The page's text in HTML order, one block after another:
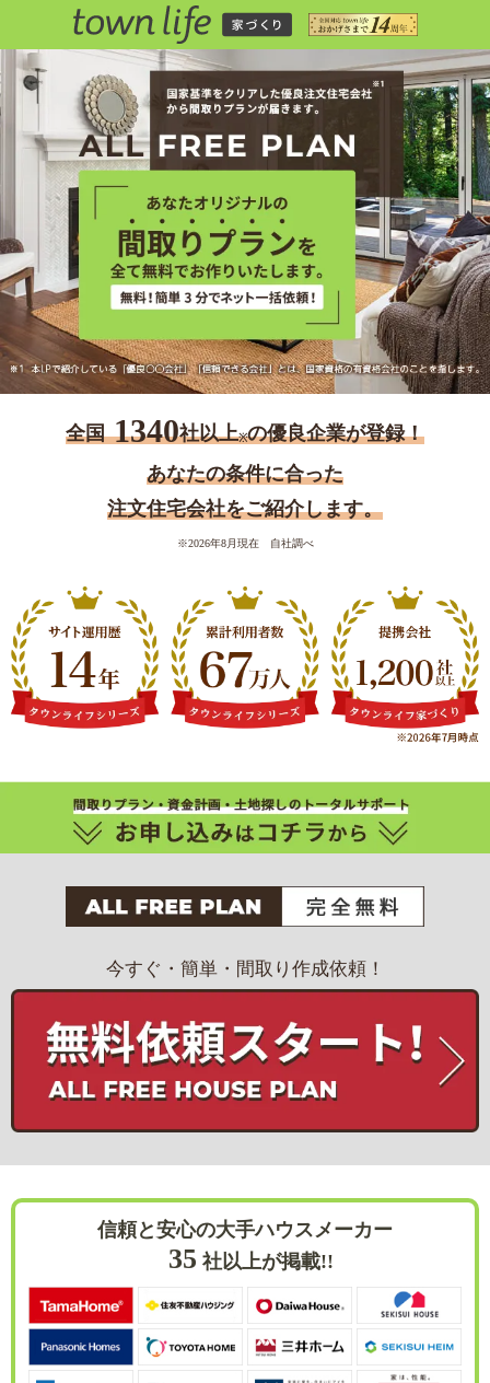
全国1340社以上※の優良企業が登録！
あなたの条件に合った
注文住宅会社をご紹介します。
※2026年8月現在 自社調べ
今すぐ・簡単・間取り作成依頼！
信頼と安心の大手ハウスメーカー
35 社以上が掲載!!